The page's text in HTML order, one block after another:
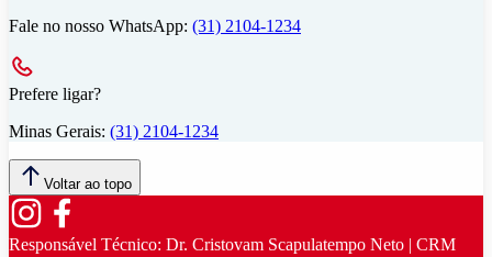
Fale no nosso WhatsApp: (31) 2104-1234
Prefere ligar?
Minas Gerais: (31) 2104-1234
Voltar ao topo
Responsável Técnico: Dr. Cristovam Scapulatempo Neto | CRM